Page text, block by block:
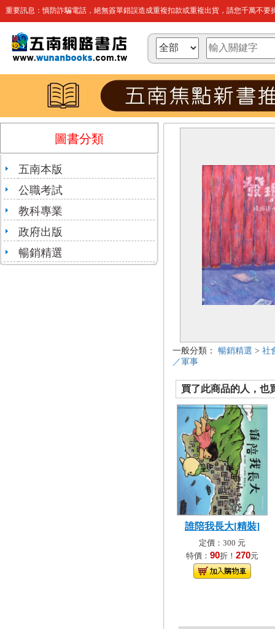
重要訊息：慎防詐騙電話，絕無簽單錯誤造成重複扣款或重複出貨，請您千萬不要
圖書分類
五南本版
公職考試
教科專業
政府出版
暢銷精選
一般分類： 暢銷精選 > 社
／軍事
買了此商品的人，也
誰陪我長大[精裝]
定價：300 元
特價： 90折！ 270元